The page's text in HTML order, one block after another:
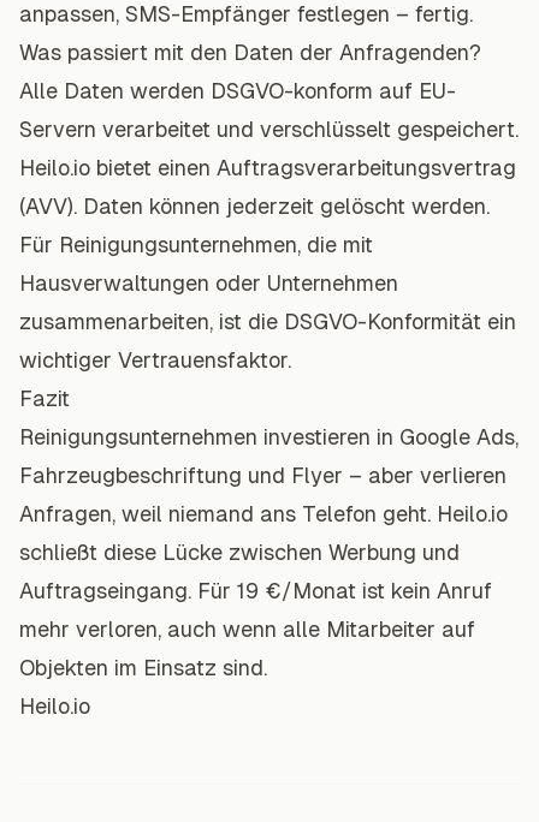
anpassen, SMS-Empfänger festlegen – fertig.
Was passiert mit den Daten der Anfragenden?
Alle Daten werden DSGVO-konform auf EU-
Servern verarbeitet und verschlüsselt gespeichert.
Heilo.io bietet einen Auftragsverarbeitungsvertrag
(AVV). Daten können jederzeit gelöscht werden.
Für Reinigungsunternehmen, die mit
Hausverwaltungen oder Unternehmen
zusammenarbeiten, ist die DSGVO-Konformität ein
wichtiger Vertrauensfaktor.
Fazit
Reinigungsunternehmen investieren in Google Ads,
Fahrzeugbeschriftung und Flyer – aber verlieren
Anfragen, weil niemand ans Telefon geht. Heilo.io
schließt diese Lücke zwischen Werbung und
Auftragseingang. Für 19 €/Monat ist kein Anruf
mehr verloren, auch wenn alle Mitarbeiter auf
Objekten im Einsatz sind.
Heilo.io